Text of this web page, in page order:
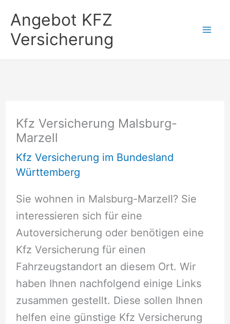
Inhalt
springen
Angebot KFZ
Versicherung
Kfz Versicherung Malsburg-
Marzell
Kfz Versicherung im Bundesland
Württemberg
Sie wohnen in Malsburg-Marzell? Sie
interessieren sich für eine
Autoversicherung oder benötigen eine
Kfz Versicherung für einen
Fahrzeugstandort an diesem Ort. Wir
haben Ihnen nachfolgend einige Links
zusammen gestellt. Diese sollen Ihnen
helfen eine günstige Kfz Versicherung